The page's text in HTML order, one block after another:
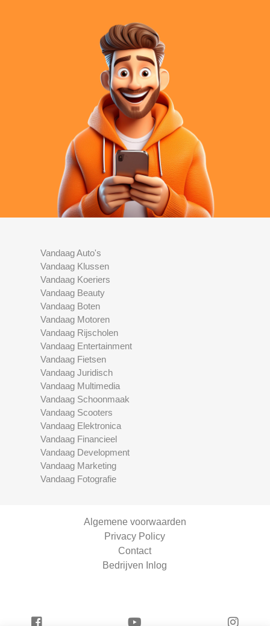
Vandaag Auto's
Vandaag Klussen
Vandaag Koeriers
Vandaag Beauty
Vandaag Boten
Vandaag Motoren
Vandaag Rijscholen
Vandaag Entertainment
Vandaag Fietsen
Vandaag Juridisch
Vandaag Multimedia
Vandaag Schoonmaak
Vandaag Scooters
Vandaag Elektronica
Vandaag Financieel
Vandaag Development
Vandaag Marketing
Vandaag Fotografie
Algemene voorwaarden
Privacy Policy
Contact
Bedrijven Inlog